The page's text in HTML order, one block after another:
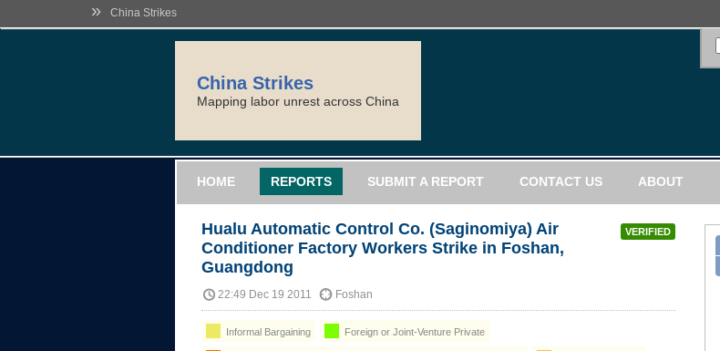
» China Strikes
China Strikes
Mapping labor unrest across China
HOME REPORTS SUBMIT A REPORT CONTACT US ABOUT
VERIFIED
Hualu Automatic Control Co. (Saginomiya) Air
Conditioner Factory Workers Strike in Foshan,
Guangdong
22:49 Dec 19 2011 Foshan
Informal Bargaining Foreign or Joint-Venture Private